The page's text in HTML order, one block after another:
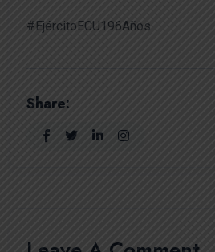
#EjércitoECU196Años
Share: